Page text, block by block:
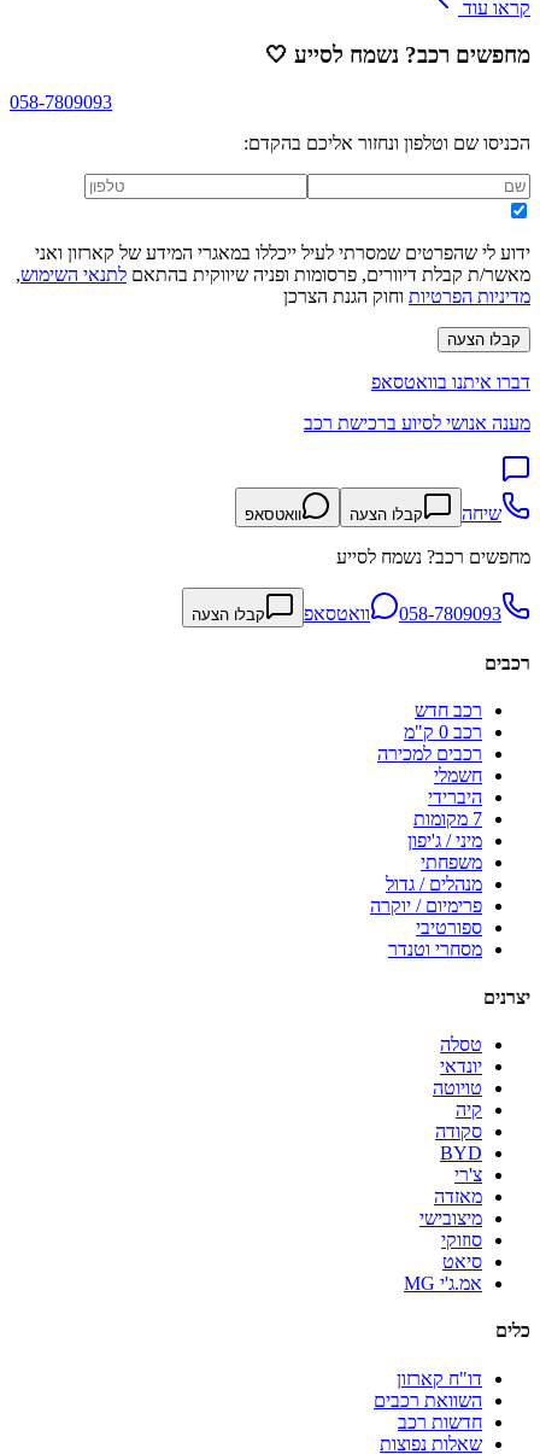
קראו עוד
מחפשים רכב? נשמח לסייע 🤍
058-7809093
הכניסו שם וטלפון ונחזור אליכם בהקדם:
ידוע לי שהפרטים שמסרתי לעיל ייכללו במאגרי המידע של קארזון ואני
מאשר/ת קבלת דיוורים, פרסומות ופניה שיווקית בהתאם לתנאי השימוש,
מדיניות הפרטיות וחוק הגנת הצרכן
קבלו הצעה
דברו איתנו בוואטסאפ
מענה אנושי לסיוע ברכישת רכב
שיחה קבלו הצעה וואטסאפ
מחפשים רכב? נשמח לסייע
058-7809093 וואטסאפ קבלו הצעה
רכבים
רכב חדש
רכב 0 ק"מ
רכבים למכירה
חשמלי
היברידי
7 מקומות
מיני / ג'יפון
משפחתי
מנהלים / גדול
פרימיום / יוקרה
ספורטיבי
מסחרי וטנדר
יצרנים
טסלה
יונדאי
טויוטה
קיה
סקודה
BYD
צ'רי
מאזדה
מיצובישי
סוזוקי
סיאט
אמ.ג'י MG
כלים
דו"ח קארזון
השוואת רכבים
חדשות רכב
שאלות נפוצות